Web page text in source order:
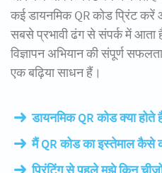
कई डायनमिक QR कोड प्रिंट करें
सबसे प्रभावी ढंग से संपर्क में
विज्ञापन अभियान की संपूर्ण
एक बढ़िया साधन हैं।
डायनमिक QR कोड क्या होते
मैं QR कोड का इस्तेमाल कैसे
प्रिंटिंग से पहले मुझे किन